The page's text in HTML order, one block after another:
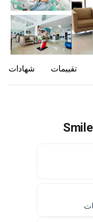
تقييمات شهادات